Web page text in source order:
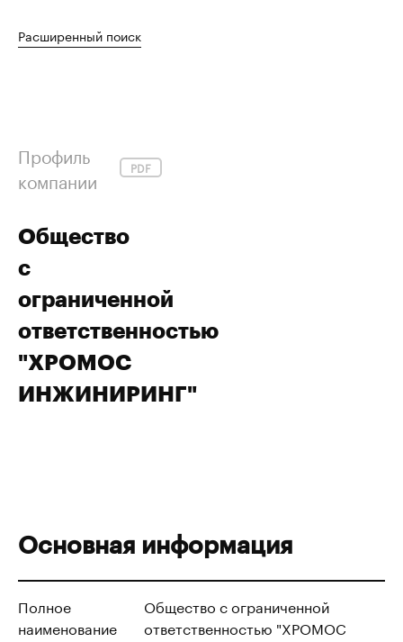
Расширенный поиск
Профиль
компании
PDF
Общество
с
ограниченной
ответственностью
"ХРОМОС
ИНЖИНИРИНГ"
Основная информация
Полное
наименование
Общество с ограниченной
ответственностью "ХРОМОС